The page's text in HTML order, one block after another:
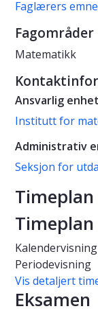
Faglærers
Fagområder
Matematikk
Ansvarlig enhet
Institutt for
Administrativ
Seksjon for
Timeplan
Timeplan
Kalendervisning
Periodevisning
Vis detaljert
Eksamen